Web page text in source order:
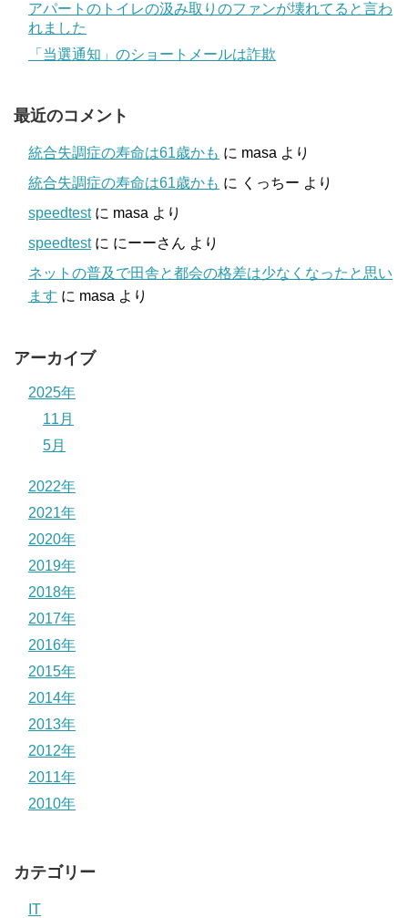
アパートのトイレの汲み取りのファンが壊れてると言わ
れました
「当選通知」のショートメールは詐欺
最近のコメント
統合失調症の寿命は61歳かも に masa より
統合失調症の寿命は61歳かも に くっちー より
speedtestに masa より
speedtestに にーーさん より
ネットの普及で田舎と都会の格差は少なくなったと思い
ます に masa より
アーカイブ
2025年
11月
5月
2022年
2021年
2020年
2019年
2018年
2017年
2016年
2015年
2014年
2013年
2012年
2011年
2010年
カテゴリー
IT